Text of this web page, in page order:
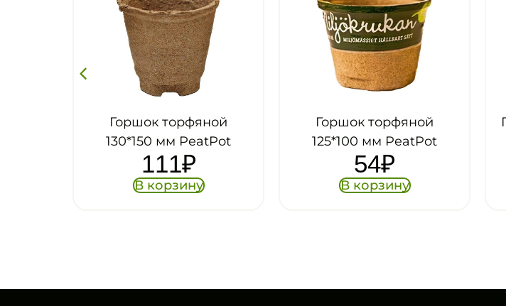
Горшок торфяной
125*100 мм PeatPot
54₽
В корзину
Горшки «JIFFI-POT» 11*10
см
21₽
В корзину